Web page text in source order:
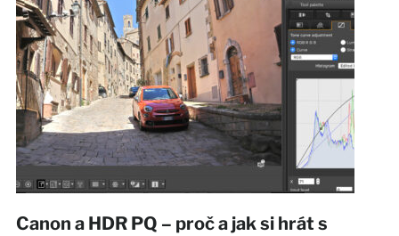
Canon a HDR PQ – proč a jak si hrát s